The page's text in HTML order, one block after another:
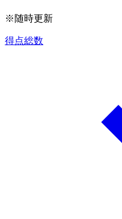
※随時更新
得点総数